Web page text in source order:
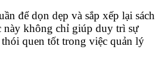
để dọn dẹp và sắp xếp lại sách
này không chỉ giúp duy trì sự
thói quen tốt trong việc quản lý